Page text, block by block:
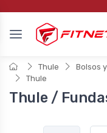
Thule Bolsos
Thule
Thule /